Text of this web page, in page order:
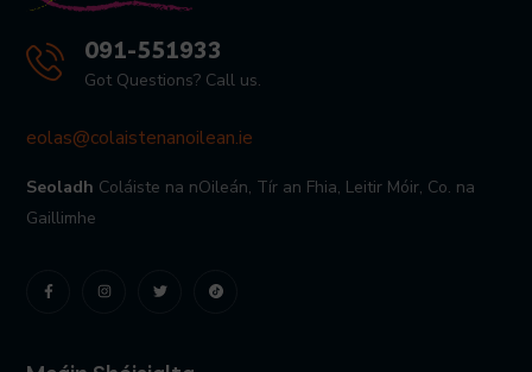
091-551933
Got Questions? Call us.
eolas@colaistenanoilean.ie
Seoladh Coláiste na nOileán, Tír an Fhia, Leitir Móir, Co. na
Gaillimhe